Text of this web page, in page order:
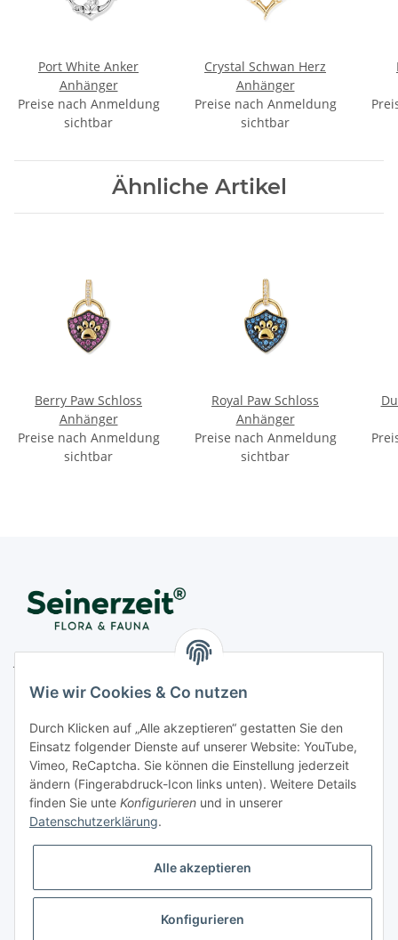
Port White Anker
Anhänger
Preise nach Anmeldung
sichtbar
Crystal Schwan Herz
Anhänger
Preise nach Anmeldung
sichtbar
Ähnliche Artikel
Berry Paw Schloss
Anhänger
Preise nach Anmeldung
sichtbar
Royal Paw Schloss
Anhänger
Preise nach Anmeldung
sichtbar
D - 10711 Berlin
Telefon+49 (0)30 364 123 80
Fax+49 (0)30 364 123 82
Mo-Fr von 11:00 - 17:00 Uhr
E-Mailoffice@seinerzeit-berlin.de
Gesetzliche Informationen
Wie wir Cookies & Co nutzen
Durch Klicken auf „Alle akzeptieren“ gestatten Sie den
Einsatz folgender Dienste auf unserer Website: YouTube,
Vimeo, ReCaptcha. Sie können die Einstellung jederzeit
ändern (Fingerabdruck-Icon links unten). Weitere Details
finden Sie unte Konfigurieren und in unserer
Datenschutzerklärung.
Alle akzeptieren
Konfigurieren